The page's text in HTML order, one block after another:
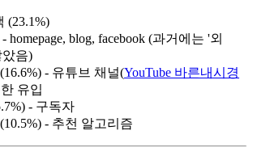
(23.1%)
homepage, blog, facebook (과거에는 '외
았음)
- 유튜브 채널(YouTube 바른내시경
유입
- 구독자
- 추천 알고리즘